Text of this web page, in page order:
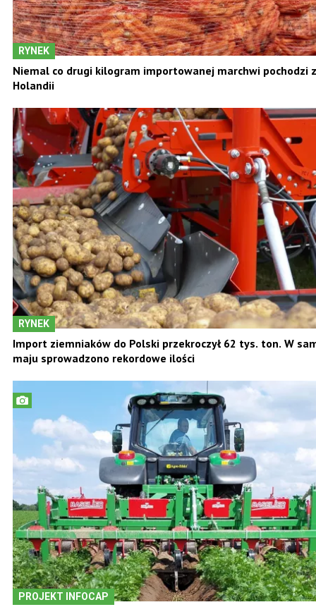
RYNEK
Niemal co drugi kilogram importowanej marchwi pochodzi z
Holandii
RYNEK
Import ziemniaków do Polski przekroczył 62 tys. ton. W
maju sprowadzono rekordowe ilości
PROJEKT INFOCAP